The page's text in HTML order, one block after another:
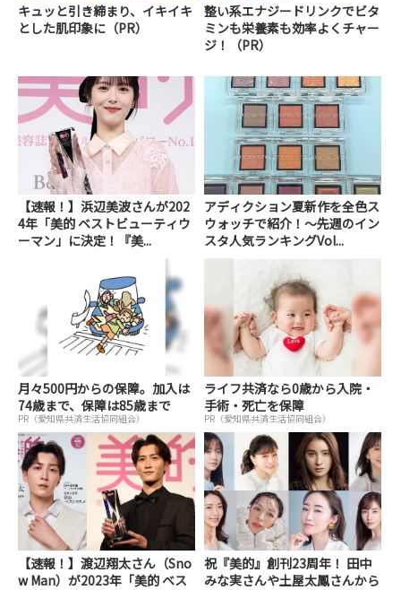
キュッと引き締まり、イキイキ
とした肌印象に（PR）
整い系エナジードリンクでビタ
ミンも栄養素も効率よくチャー
ジ！（PR）
【速報！】浜辺美波さんが202
4年「美的 ベストビューティウ
ーマン」に決定！『美...
アディクション夏新作を全色ス
ウォッチで紹介！～先週のイン
スタ人気ランキングVol...
月々500円からの保障。加入は
74歳まで、保障は85歳まで
PR（愛知県共済生活協同組合）
ライフ共済なら0歳から入院・
手術・死亡を保障
PR（愛知県共済生活協同組合）
【速報！】渡辺翔太さん（Sno
w Man）が2023年「美的 ベス
祝『美的』創刊23周年！ 田中
みな実さんや土屋太鳳さんから